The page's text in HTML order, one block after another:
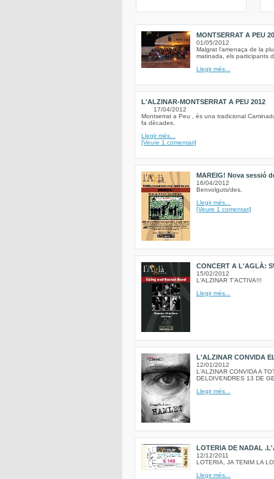
MONTSERRAT A PEU
01/05/2012
Malgrat l'amenaça de la
matinada, els participants
Llegir més...
L'ALZINAR-MONTSERRAT A PEU 2012
17/04/2012
Montserrat a Peu , és una tradicional
fa dècades.
Llegir més...
[Veure 1 comentari]
MAREIG! Nova sessió
16/04/2012
Benvolguts/des,
Llegir més...
[Veure 1 comentari]
CONCERT A L'AGLÀ:
15/02/2012
L'ALZINAR T'ACTIVA!!!
Llegir més...
L'ALZINAR CONVIDA
12/01/2012
L'ALZINAR CONVIDA A
DELDIVENDRES 13 DE
Llegir més...
LOTERIA DE NADAL
12/12/2011
LOTERIA, JA TENIM LA
Llegir més...